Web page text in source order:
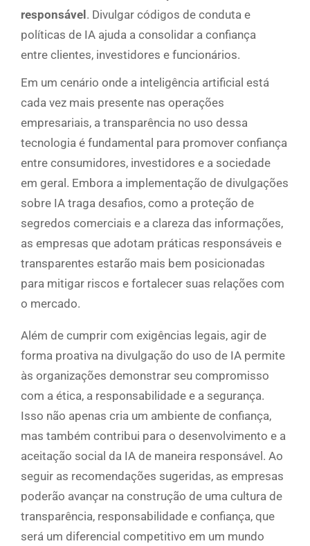
responsável. Divulgar códigos de conduta e
políticas de IA ajuda a consolidar a confiança
entre clientes, investidores e funcionários.
Em um cenário onde a inteligência artificial está
cada vez mais presente nas operações
empresariais, a transparência no uso dessa
tecnologia é fundamental para promover confiança
entre consumidores, investidores e a sociedade
em geral. Embora a implementação de divulgações
sobre IA traga desafios, como a proteção de
segredos comerciais e a clareza das informações,
as empresas que adotam práticas responsáveis e
transparentes estarão mais bem posicionadas
para mitigar riscos e fortalecer suas relações com
o mercado.
Além de cumprir com exigências legais, agir de
forma proativa na divulgação do uso de IA permite
às organizações demonstrar seu compromisso
com a ética, a responsabilidade e a segurança.
Isso não apenas cria um ambiente de confiança,
mas também contribui para o desenvolvimento e a
aceitação social da IA de maneira responsável. Ao
seguir as recomendações sugeridas, as empresas
poderão avançar na construção de uma cultura de
transparência, responsabilidade e confiança, que
será um diferencial competitivo em um mundo